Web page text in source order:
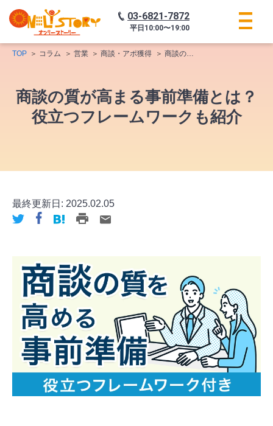
03-6821-7872
平日 10:00〜19:00
TOP コラム 営業 商談・アポ獲得 商談の質が高まる事前準備とは？役立つフレームワークも紹介
商談の質が高まる事前準備とは？
役立つフレームワークも紹介
最終更新日: 2025.02.05